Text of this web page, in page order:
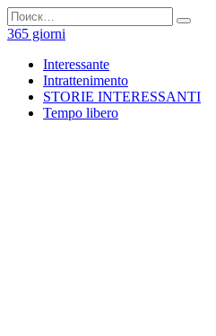
Перейти
к
содержанию
Search
for:
365 giorni
Interessante
Intrattenimento
STORIE INTERESSANTI
Tempo libero